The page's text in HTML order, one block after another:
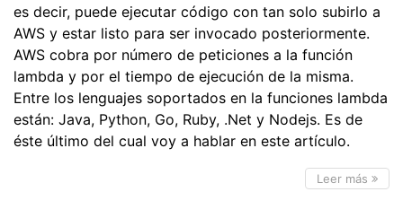
es decir, puede ejecutar código con tan solo subirlo a
AWS y estar listo para ser invocado posteriormente.
AWS cobra por número de peticiones a la función
lambda y por el tiempo de ejecución de la misma.
Entre los lenguajes soportados en la funciones lambda
están: Java, Python, Go, Ruby, .Net y Nodejs. Es de
éste último del cual voy a hablar en este artículo.
Leer más